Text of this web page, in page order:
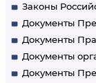
Законы
Документы
Документы
Документы
Документы